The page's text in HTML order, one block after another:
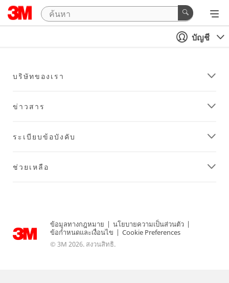
บัญชี
บริษัทของเรา
ข่าวสาร
ระเบียบข้อบังคับ
ช่วยเหลือ
ข้อมูลทางกฎหมาย | นโยบายความเป็นส่วนตัว |
ข้อกำหนดและเงื่อนไข | Cookie Preferences
© 3M 2026. สงวนสิทธิ.